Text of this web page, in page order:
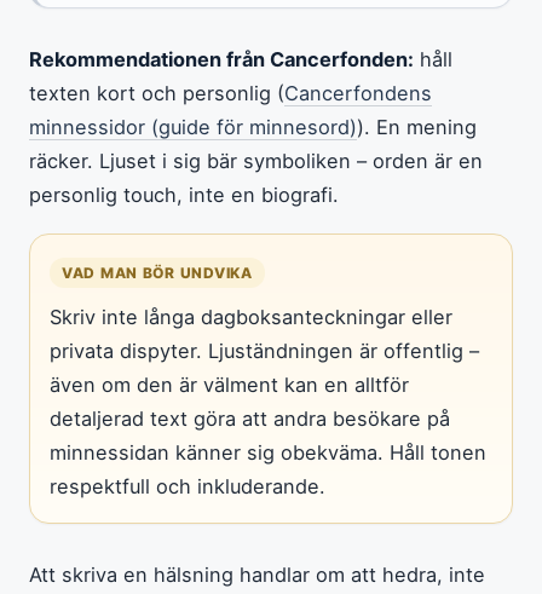
Rekommendationen från Cancerfonden: håll
texten kort och personlig (Cancerfondens
minnessidor (guide för minnesord)). En mening
räcker. Ljuset i sig bär symboliken – orden är en
personlig touch, inte en biografi.
VAD MAN BÖR UNDVIKA
Skriv inte långa dagboksanteckningar eller
privata dispyter. Ljuständningen är offentlig –
även om den är välment kan en alltför
detaljerad text göra att andra besökare på
minnessidan känner sig obekväma. Håll tonen
respektfull och inkluderande.
Att skriva en hälsning handlar om att hedra, inte